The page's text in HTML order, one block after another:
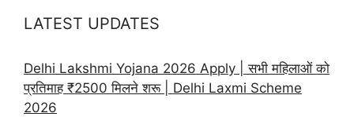
LATEST UPDATES
Delhi Lakshmi Yojana 2026 Apply | सभी महिलाओं को
प्रतिमाह ₹2500 मिलने शरू | Delhi Laxmi Scheme
2026